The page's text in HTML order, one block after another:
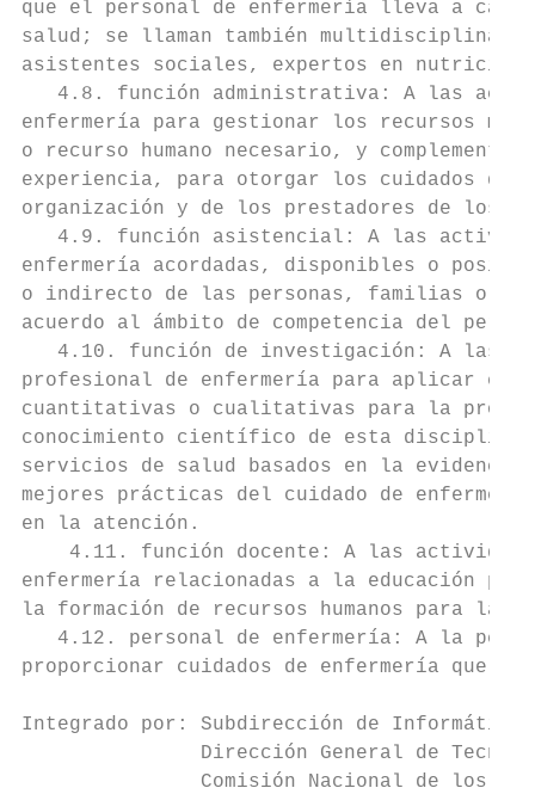
que el personal de enfermería lleva a
salud; se llaman también
asistentes sociales, expertos en
4.8. función administrativa: A las
enfermería para gestionar los recursos
o recurso humano necesario, y
experiencia, para otorgar los cuidados
organización y de los prestadores de los
4.9. función asistencial: A las
enfermería acordadas, disponibles o
o indirecto de las personas, familias o
acuerdo al ámbito de competencia del
4.10. función de investigación: A las
profesional de enfermería para aplicar el
cuantitativas o cualitativas para la
conocimiento científico de esta
servicios de salud basados en la
mejores prácticas del cuidado de
en la atención.
4.11. función docente: A las
enfermería relacionadas a la educación
la formación de recursos humanos para la
4.12. personal de enfermería: A la
proporcionar cuidados de enfermería que
Integrado por: Subdirección de
Dirección General de
Comisión Nacional de los